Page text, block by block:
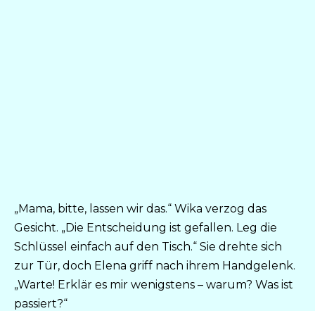
„Mama, bitte, lassen wir das.“ Wika verzog das
Gesicht. „Die Entscheidung ist gefallen. Leg die
Schlüssel einfach auf den Tisch.“ Sie drehte sich
zur Tür, doch Elena griff nach ihrem Handgelenk.
„Warte! Erklär es mir wenigstens – warum? Was ist
passiert?“